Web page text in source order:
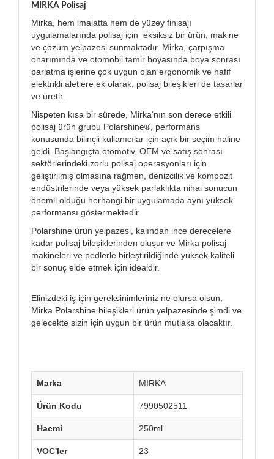
MIRKA Polisaj
Mirka, hem imalatta hem de yüzey finisajı
uygulamalarında polisaj için eksiksiz bir ürün, makine
ve çözüm yelpazesi sunmaktadır. Mirka, çarpışma
onarımında ve otomobil tamir boyasında boya sonrası
parlatma işlerine çok uygun olan ergonomik ve hafif
elektrikli aletlere ek olarak, polisaj bileşikleri de tasarlar
ve üretir.
Nispeten kısa bir sürede, Mirka'nın son derece etkili
polisaj ürün grubu Polarshine®, performans
konusunda bilinçli kullanıcılar için açık bir seçim haline
geldi. Başlangıçta otomotiv, OEM ve satış sonrası
sektörlerindeki zorlu polisaj operasyonları için
geliştirilmiş olmasına rağmen, denizcilik ve kompozit
endüstrilerinde veya yüksek parlaklıkta nihai sonucun
önemli olduğu herhangi bir uygulamada aynı yüksek
performansı göstermektedir.
Polarshine ürün yelpazesi, kalından ince derecelere
kadar polisaj bileşiklerinden oluşur ve Mirka polisaj
makineleri ve pedlerle birleştirildiğinde yüksek kaliteli
bir sonuç elde etmek için idealdir.
Elinizdeki iş için gereksinimleriniz ne olursa olsun,
Mirka Polarshine bileşikleri ürün yelpazesinde şimdi ve
gelecekte sizin için uygun bir ürün mutlaka olacaktır.​
Marka MIRKA
Ürün Kodu 7990502511
Hacmi 250ml
VOC'ler 23